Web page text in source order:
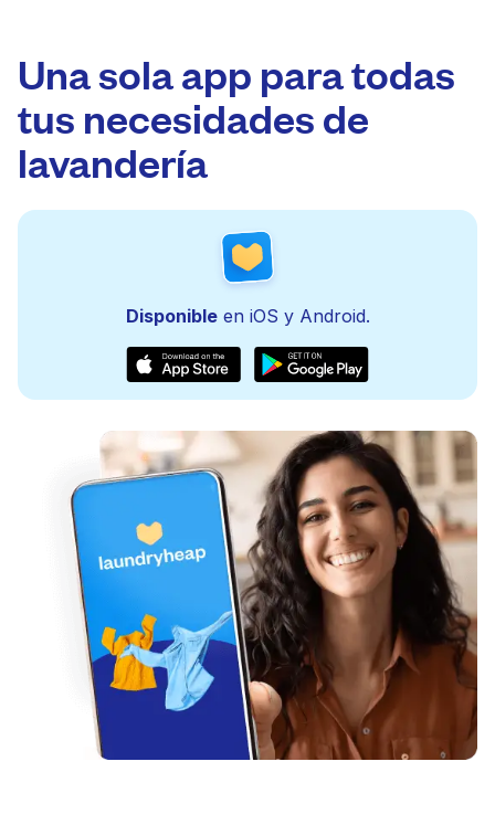
Una sola app para todas
tus necesidades de
lavandería
Disponibleen iOS y Android.